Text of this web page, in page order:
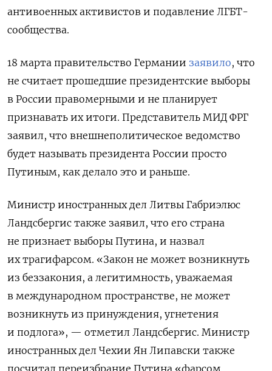
антивоенных активистов и подавление ЛГБТ-
сообщества.
18 марта правительство Германии заявило, что
не считает прошедшие президентские выборы
в России правомерными и не планирует
признавать их итоги. Представитель МИД ФРГ
заявил, что внешнеполитическое ведомство
будет называть президента России просто
Путиным, как делало это и раньше.
Министр иностранных дел Литвы Габриэлюс
Ландсбергис также заявил, что его страна
не признает выборы Путина, и назвал
их трагифарсом. «Закон не может возникнуть
из беззакония, а легитимность, уважаемая
в международном пространстве, не может
возникнуть из принуждения, угнетения
и подлога», — отметил Ландсбергис. Министр
иностранных дел Чехии Ян Липавски также
посчитал переизбрание Путина «фарсом